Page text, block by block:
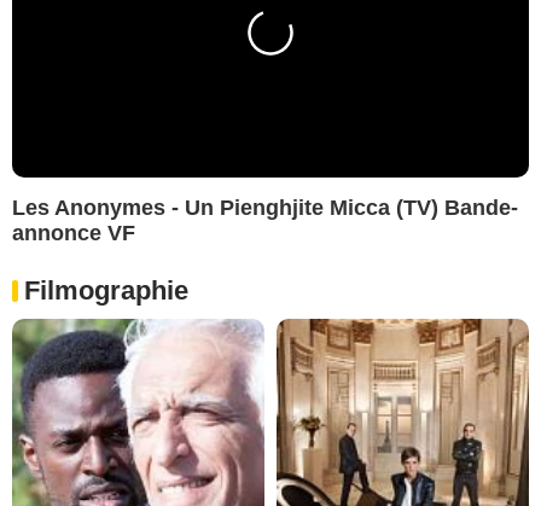
Les Anonymes - Un Pienghjite Micca (TV) Bande-
annonce VF
Filmographie